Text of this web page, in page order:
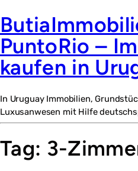
PuntoRio –
kaufen in
In Uruguay Immobilien,
Luxusanwesen mit Hilfe
Tag: 3-